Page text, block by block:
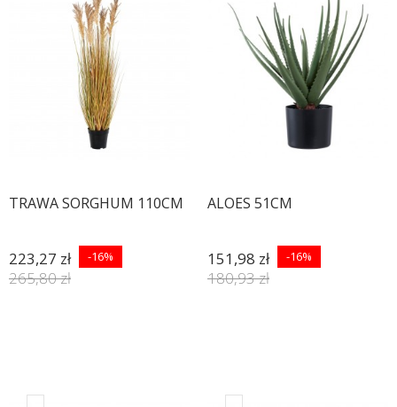
TRAWA SORGHUM 110CM
223,27 zł -16%
265,80 zł
ALOES 51CM
151,98 zł -16%
180,93 zł